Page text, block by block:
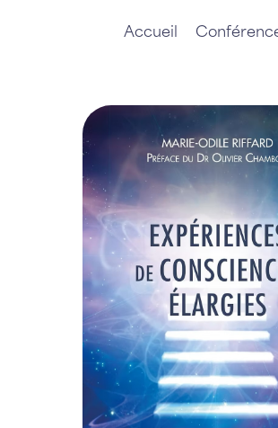
Accueil